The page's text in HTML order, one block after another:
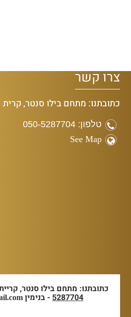
צרו קשר
כתובתנו: מתחם בילו סנטר, קרית
טלפון: 050-5287704
See Map
כתובתנו: מתחם בילו סנטר,
5287704- בנימין